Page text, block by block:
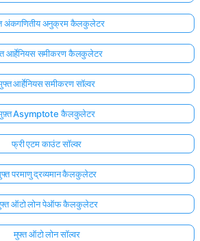
अंकगणितीय अनुक्रम कैलकुलेटर
आर्हेनियस समीकरण कैलकुलेटर
आर्हेनियस समीकरण सॉल्वर
Asymptote कैलकुलेटर
फ्री एटम काउंट सॉल्वर
परमाणु द्रव्यमान कैलकुलेटर
ऑटो लोन पेऑफ कैलकुलेटर
मुफ्त ऑटो लोन सॉल्वर